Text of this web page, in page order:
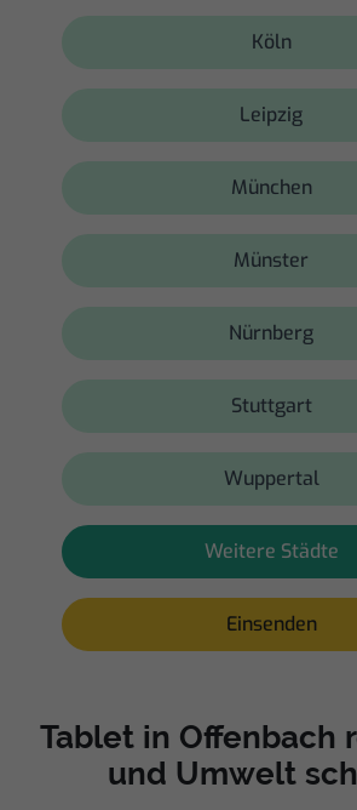
Köln
Leipzig
München
Münster
Nürnberg
Stuttgart
Wuppertal
Weitere Städte
Einsenden
Tablet in Offenbach
und Umwelt